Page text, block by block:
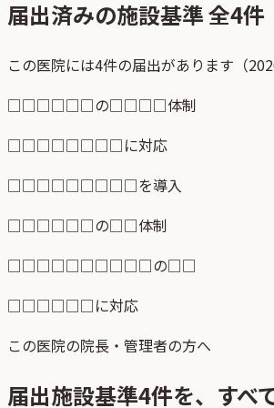
届出済みの施設基準 全4件
この医院には4件の届出があります（
□□□□□□の□□□□体制
□□□□□□□□に対応
□□□□□□□□□を導入
□□□□□□の□□体制
□□□□□□□□□□の□□
□□□□□□に対応
この医院の院長・管理者の方へ
届出施設基準4件を、すべ